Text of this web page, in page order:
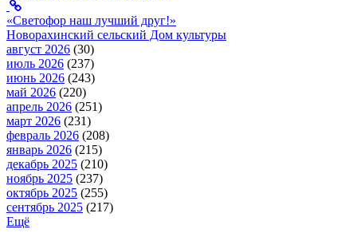
«Светофор наш лучший друг!»
Новорахинский сельский Дом культуры
август 2026 (30)
июль 2026 (237)
июнь 2026 (243)
май 2026 (220)
апрель 2026 (251)
март 2026 (231)
февраль 2026 (208)
январь 2026 (215)
декабрь 2025 (210)
ноябрь 2025 (237)
октябрь 2025 (255)
сентябрь 2025 (217)
Ещё